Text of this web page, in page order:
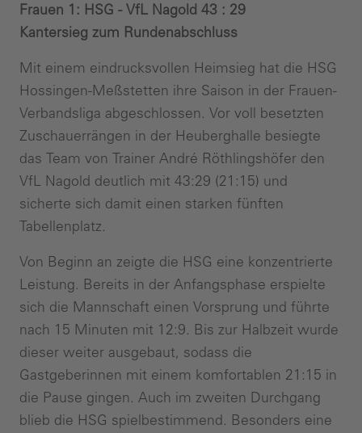
Frauen 1: HSG - VfL Nagold 43 : 29
Kantersieg zum Rundenabschluss
Mit einem eindrucksvollen Heimsieg hat die HSG
Hossingen-Meßstetten ihre Saison in der Frauen-
Verbandsliga abgeschlossen. Vor voll besetzten
Zuschauerrängen in der Heuberghalle besiegte
das Team von Trainer André Röthlingshöfer den
VfL Nagold deutlich mit 43:29 (21:15) und
sicherte sich damit einen starken fünften
Tabellenplatz.
Von Beginn an zeigte die HSG eine konzentrierte
Leistung. Bereits in der Anfangsphase erspielte
sich die Mannschaft einen Vorsprung und führte
nach 15 Minuten mit 12:9. Bis zur Halbzeit wurde
dieser weiter ausgebaut, sodass die
Gastgeberinnen mit einem komfortablen 21:15 in
die Pause gingen. Auch im zweiten Durchgang
blieb die HSG spielbestimmend. Besonders eine